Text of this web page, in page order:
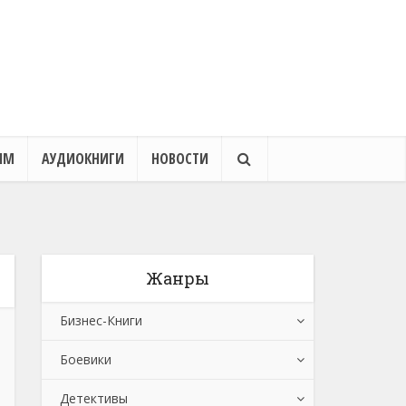
АУДИОКНИГИ НОВОСТИ
Жанры
Бизнес-Книги
Банковское дело
Бухучет, налогообложение, аудит
Боевики
Боевики: Прочее
Детективы